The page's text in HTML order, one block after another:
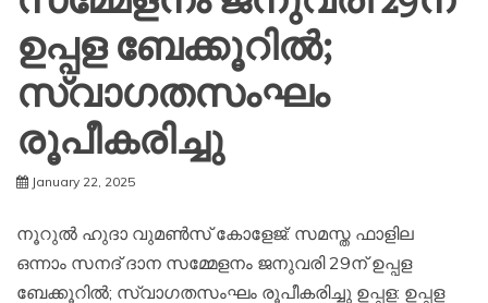
ഉപ്പള ബേക്കൂറിൽ;
സ്വാഗതസംഘം
രൂപീകരിച്ചു
January 22, 2025
നൂറുൽ ഹുദാ വുമൺസ് കോളേജ്: സമസ്ത ഫാളില
ഒന്നാം സനദ് ദാന സമ്മേളനം ജനുവരി 29ന് ഉപ്പള
ബേക്കൂറിൽ; സ്വാഗതസംഘം രൂപീകരിച്ചു ഉപ്പള: ഉപ്പള